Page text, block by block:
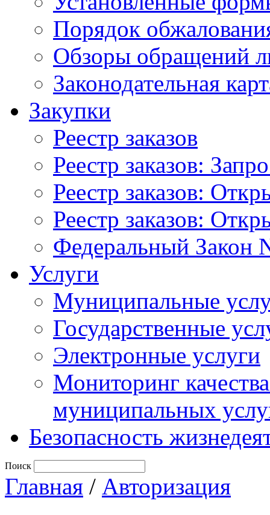
Порядок
Обзоры обращений
Законодательная
Закупки
Реестр заказов
Реестр заказов:
Реестр заказов:
Реестр заказов:
Федеральный Закон
Услуги
Муниципальные
Государственные
Электронные услуги
Мониторинг
муниципальных
Безопасность
Поиск
Главная / Авторизация